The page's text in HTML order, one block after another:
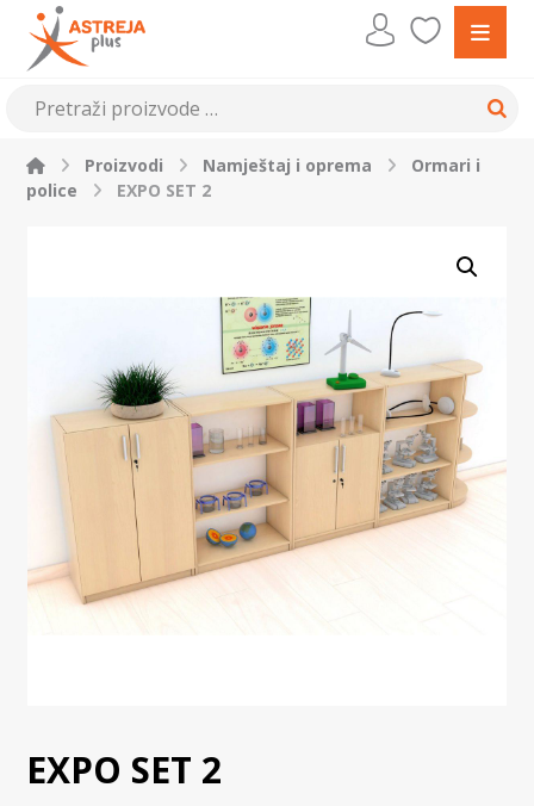
Proizvodi Namještaj i oprema
Ormari i
police
EXPO SET 2
EXPO SET 2